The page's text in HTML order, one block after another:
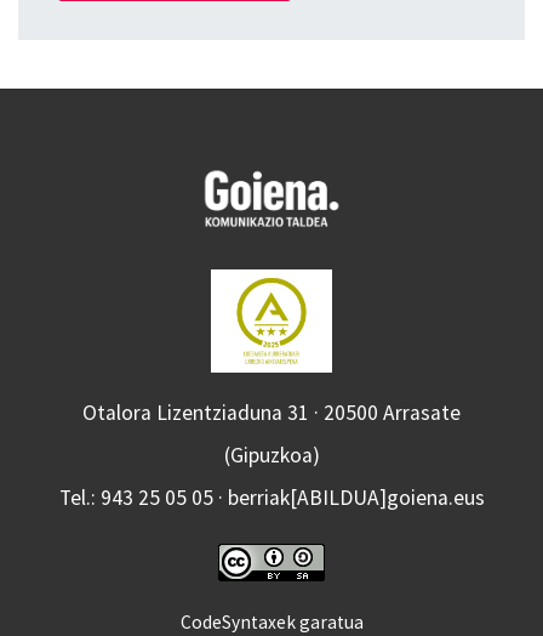
Otalora Lizentziaduna 31 · 20500 Arrasate
(Gipuzkoa)
Tel.: 943 25 05 05 · berriak[ABILDUA]goiena.eus
CodeSyntaxek garatua